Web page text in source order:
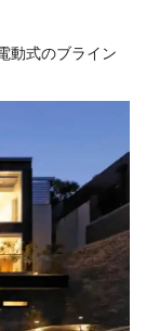
動式のブライン